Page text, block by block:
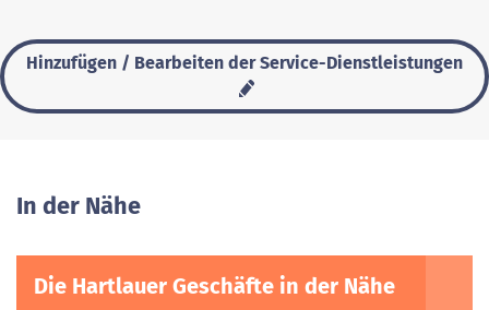
Hinzufügen / Bearbeiten der Service-Dienstleistungen
In der Nähe
Die Hartlauer Geschäfte in der Nähe